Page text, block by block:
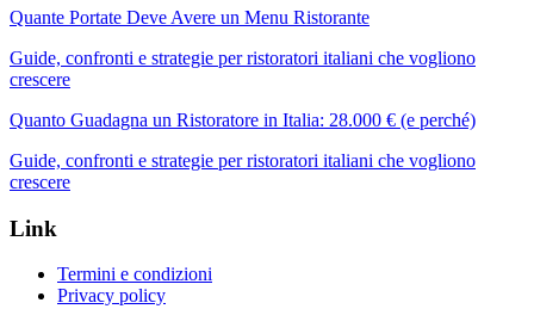
Quante Portate Deve Avere un Menu Ristorante
Guide, confronti e strategie per ristoratori italiani che vogliono
crescere
Quanto Guadagna un Ristoratore in Italia: 28.000 € (e perché)
Guide, confronti e strategie per ristoratori italiani che vogliono
crescere
Link
Termini e condizioni
Privacy policy